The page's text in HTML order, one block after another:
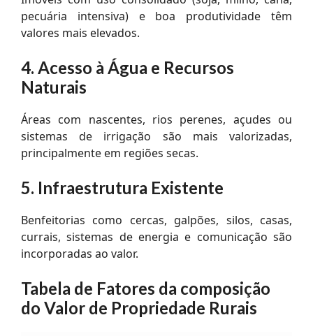
pecuária intensiva) e boa produtividade têm
valores mais elevados.
4. Acesso à Água e Recursos
Naturais
Áreas com nascentes, rios perenes, açudes ou
sistemas de irrigação são mais valorizadas,
principalmente em regiões secas.
5. Infraestrutura Existente
Benfeitorias como cercas, galpões, silos, casas,
currais, sistemas de energia e comunicação são
incorporadas ao valor.
Tabela de Fatores da composição
do Valor de Propriedade Rurais